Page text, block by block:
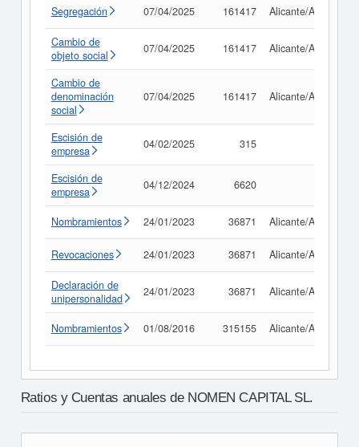
Segregación 07/04/2025 161417 Alicante/Alacant
Cambio de
objeto social
07/04/2025 161417 Alicante/Alacant
Cambio de
denominación
social
07/04/2025 161417 Alicante/Alacant
Escisión de
empresa
04/02/2025 315
Escisión de
empresa
04/12/2024 6620
Nombramientos 24/01/2023 36871 Alicante/Alacant
Revocaciones 24/01/2023 36871 Alicante/Alacant
Declaración de
unipersonalidad
24/01/2023 36871 Alicante/Alacant
Nombramientos 01/08/2016 315155 Alicante/Alacant
Ratios y Cuentas anuales de NOMEN CAPITAL SL.